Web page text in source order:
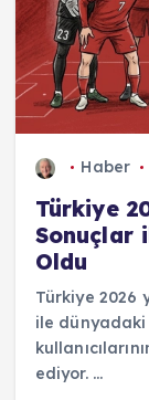
Haber
Türkiye
Sonuçlar
Oldu
Türkiye 2026
ile
ediyor. ...